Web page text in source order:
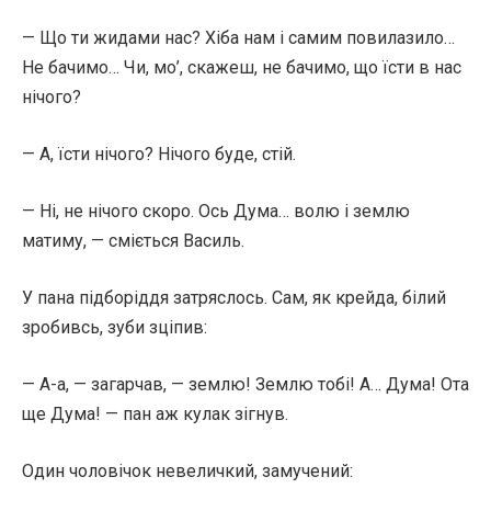
— Що ти жидами нас? Хіба нам і самим повилазило…
Не бачимо… Чи, мо’, скажеш, не бачимо, що їсти в нас
нічого?
— А, їсти нічого? Нічого буде, стій.
— Ні, не нічого скоро. Ось Дума… волю і землю
матиму, — сміється Василь.
У пана підборіддя затряслось. Сам, як крейда, білий
зробивсь, зуби зціпив:
— А-а, — загарчав, — землю! Землю тобі! А… Дума! Ота
ще Дума! — пан аж кулак зігнув.
Один чоловічок невеличкий, замучений: